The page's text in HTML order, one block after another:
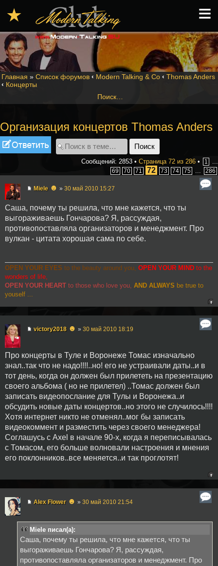
Главная » Список форумов ‹ Modern Talking & Co ‹ Thomas Anders
‹ Концерты
Поиск…
Организация концертов Thomas Anders
Ответить
Сообщений: 2853 • Страница 72 из 286 • 1
69 70 71 72 73 74 75 286
Miele ☻ » 30 май 2010 15:27
Саша, почему ты решила, что мне кажется, что ты
выгораживаешь Гончарова? Я, рассуждая,
противопоставляла организаторов и менеджмент. Про
вулкан - цитата хорошая сама по себе.
OPEN YOUR EYES to the beauty around you, OPEN YOUR MIND to the
wonders of life,
OPEN YOUR HEART to those who love you, AND ALWAYS be true to
youself ...
victory2018 ☻ » 30 май 2010 18:19
Про концерты в Туле и Воронеже Томас изначально
знал..так что не надо!!!!..но! его не устраивали даты..и в
тот день, когда он должен был прилететь на презентацию
своего альбома ( но не прилетел) ..Томас должен был
записать видеопослание для Тулы и Воронежа..и
обсудить новые даты концертов..но этого не случилось!!!!
Хотя интернет никто не отменял..мог бы записать
видеокоммент и разместить через своего менеджера!
Соглашусь с Axel в начале 90-х, когда я переписывалась
с Томасом, его больше волновали настроения и мнения
его поклонников..все меняется..и так проглотят!
Alex Flower ☻ » 30 май 2010 21:54
Miele писал(а):
Саша, почему ты решила, что мне кажется, что ты
выгораживаешь Гончарова? Я, рассуждая,
противопоставляла организаторов и менеджмент. Про
★ ≡